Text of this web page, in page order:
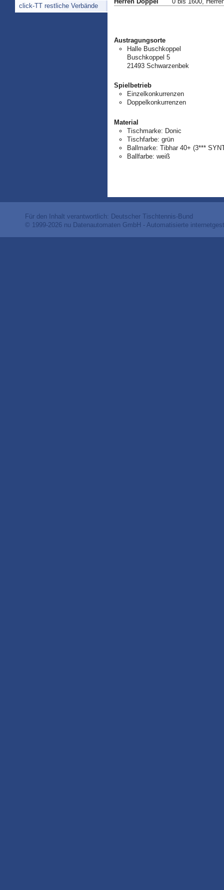
click-TT restliche Verbände
Austragungsorte
Halle Buschkoppel
Buschkoppel 5
21493 Schwarzenbek
Spielbetrieb
Einzelkonkurrenzen
Doppelkonkurrenzen
Material
Tischmarke: Donic
Tischfarbe: grün
Ballmarke: Tibhar 40+ (3***
Ballfarbe: weiß
Für den Inhalt verantwortlich: Deutscher Tischtennis-Bund
© 1999-2026 nu Datenautomaten GmbH - Automatisierte